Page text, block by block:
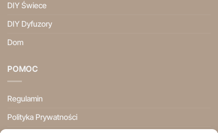
DIY Świece
DIY Dyfuzory
Dom
POMOC
Regulamin
Polityka Prywatności